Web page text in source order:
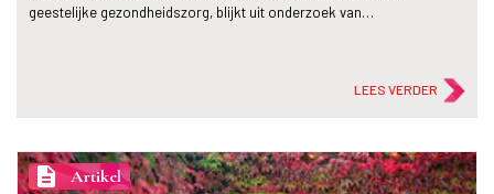
geestelijke gezondheidszorg, blijkt uit onderzoek van…
LEES VERDER
description Artikel